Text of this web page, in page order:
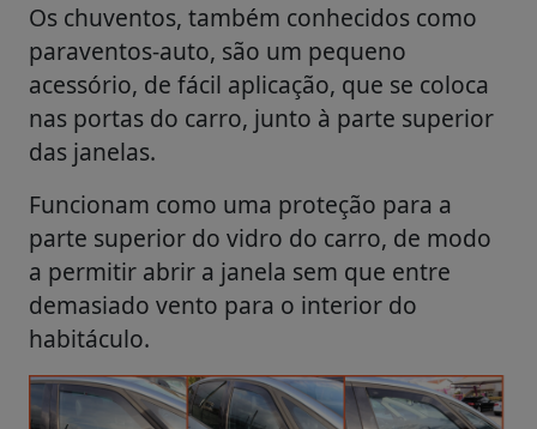
Os chuventos, também conhecidos como
paraventos-auto, são um pequeno
acessório, de fácil aplicação, que se coloca
nas portas do carro, junto à parte superior
das janelas.
Funcionam como uma proteção para a
parte superior do vidro do carro, de modo
a permitir abrir a janela sem que entre
demasiado vento para o interior do
habitáculo.